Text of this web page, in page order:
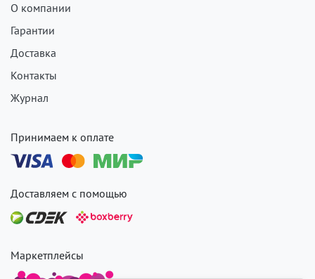
О компании
Гарантии
Доставка
Контакты
Журнал
Принимаем к оплате
Доставляем с помощью
Маркетплейсы